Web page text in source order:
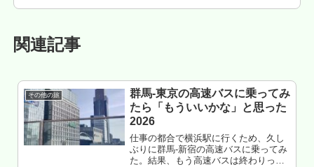
関連記事
その他の旅
群馬-東京の高速バスに乗ってみ
たら「もういいかな」と思った
2026
仕事の都合で横浜駅に行くため、久し
ぶりに群馬-新宿の高速バスに乗ってみ
た。結果、もう高速バスは終わりっぽ